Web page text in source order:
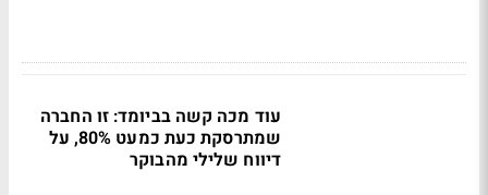
עוד מכה קשה בביומד: זו החברה
שמתרסקת כעת כמעט 80%, על
דיווח שלילי מהבוקר